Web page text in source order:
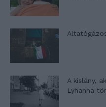
A kislány,
Lyhanna